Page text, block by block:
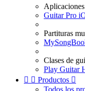
Guitar Pro
Partituras
Clases de
Play Guitar
  Productos 
Todos los